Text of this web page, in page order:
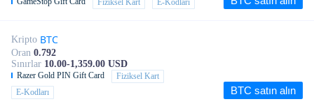
Fiziksel Kart E-Kodları
Kripto BTC
Oran 0.792
Sınırlar 10.00-1,359.00 USD
Razer Gold PIN Gift Card
Fiziksel Kart
E-Kodları
BTC satın alın